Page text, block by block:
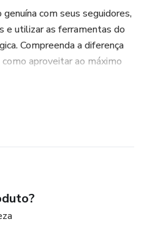
com seus seguidores,
e utilizar as ferramentas do
Compreenda a diferença
aproveitar ao máximo
o posicionamento
negócio.
atraia mais clientes e
transforme a sua imagem